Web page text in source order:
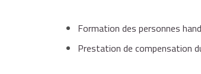
Formation des personnes
Prestation de compensation